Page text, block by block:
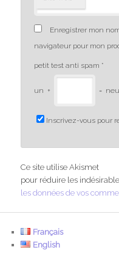
Enregistrer mon
navigateur pour mon
petit test anti spam *
un + =
Inscrivez-vous pour
Ce site utilise Akismet
pour réduire les
les données de vos
Français
English